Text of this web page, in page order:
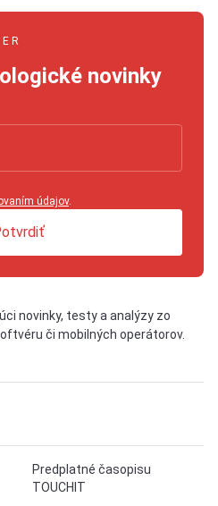
novinky
údajov.
novinky, testy a analýzy zo
či mobilných operátorov.
Predplatné časopisu
TOUCHIT